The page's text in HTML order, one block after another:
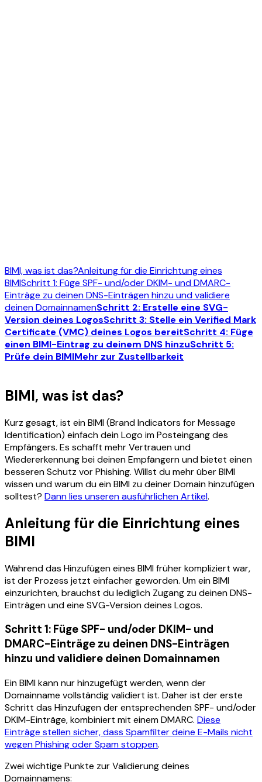
BIMI, was ist das?Anleitung für die Einrichtung eines
BIMISchritt 1: Füge SPF- und/oder DKIM- und DMARC-
Einträge zu deinen DNS-Einträgen hinzu und validiere
deinen DomainnamenSchritt 2: Erstelle eine SVG-
Version deines LogosSchritt 3: Stelle ein Verified Mark
Certificate (VMC) deines Logos bereitSchritt 4: Füge
einen BIMI-Eintrag zu deinem DNS hinzuSchritt 5:
Prüfe dein BIMIMehr zur Zustellbarkeit
BIMI, was ist das?
Kurz gesagt, ist ein BIMI (Brand Indicators for Message
Identification) einfach dein Logo im Posteingang des
Empfängers. Es schafft mehr Vertrauen und
Wiedererkennung bei deinen Empfängern und bietet einen
besseren Schutz vor Phishing. Willst du mehr über BIMI
wissen und warum du ein BIMI zu deiner Domain hinzufügen
solltest? Dann lies unseren ausführlichen Artikel.
Anleitung für die Einrichtung eines
BIMI
Während das Hinzufügen eines BIMI früher kompliziert war,
ist der Prozess jetzt einfacher geworden. Um ein BIMI
einzurichten, brauchst du lediglich Zugang zu deinen DNS-
Einträgen und eine SVG-Version deines Logos.
Schritt 1: Füge SPF- und/oder DKIM- und
DMARC-Einträge zu deinen DNS-Einträgen
hinzu und validiere deinen Domainnamen
Ein BIMI kann nur hinzugefügt werden, wenn der
Domainname vollständig validiert ist. Daher ist der erste
Schritt das Hinzufügen der entsprechenden SPF- und/oder
DKIM-Einträge, kombiniert mit einem DMARC. Diese
Einträge stellen sicher, dass Spamfilter deine E-Mails nicht
wegen Phishing oder Spam stoppen.
Zwei wichtige Punkte zur Validierung deines
Domainnamens: